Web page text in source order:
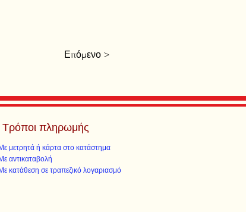
Επόμενο >
Τρόποι πληρωμής
Με μετρητά ή κάρτα στο κατάστημα
Με αντικαταβολή
Με κατάθεση σε τραπεζικό λογαριασμό